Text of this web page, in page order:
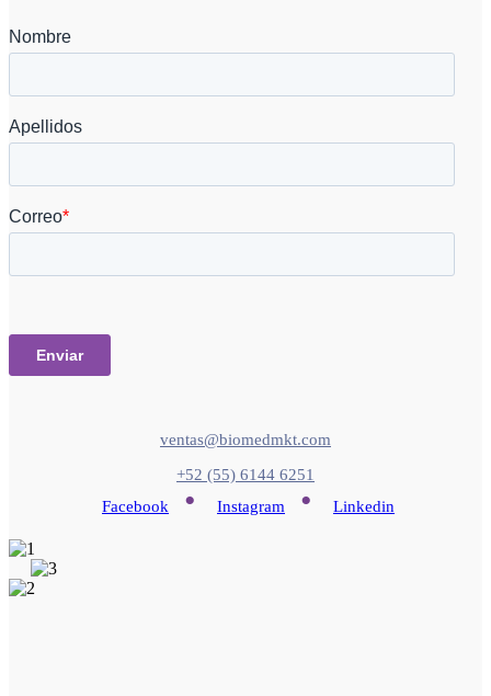
ventas@biomedmkt.com
+52 (55) 6144 6251
Facebook
• Instagram • Linkedin